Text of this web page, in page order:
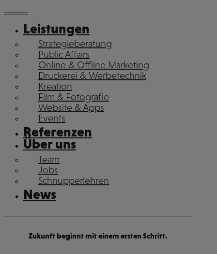
Leistungen
Strategieberatung
Public Affairs
Online & Offline Marketing
Druckerei & Werbetechnik
Kreation
Film & Fotografie
Website & Apps
Events
Referenzen
Über uns
Team
Jobs
Schnupperlehren
News
Zukunft beginnt mit einem ersten Schritt.